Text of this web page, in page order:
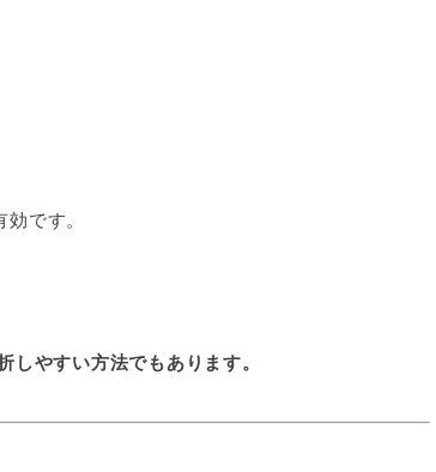
です。
しやすい方法でもあります。